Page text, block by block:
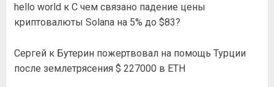
hello world к С чем связано падение цены
криптовалюты Solana на 5% до $83?
Сергей к Бутерин пожертвовал на помощь Турции
после землетрясения $ 227000 в ETH